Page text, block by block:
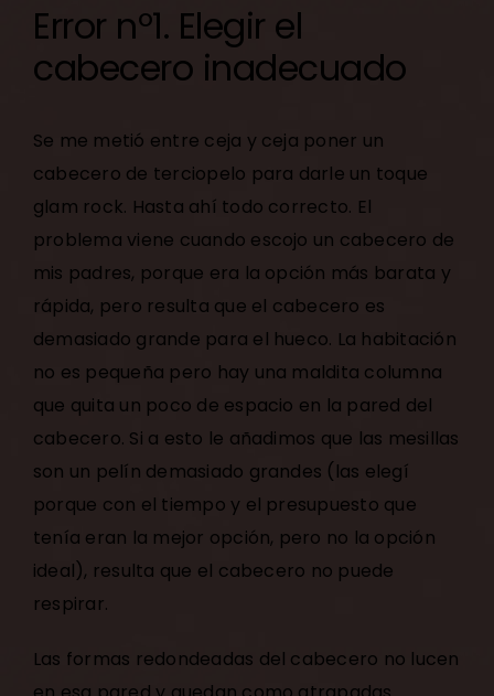
Error nº1. Elegir el
cabecero inadecuado
Se me metió entre ceja y ceja poner un
cabecero de terciopelo para darle un toque
glam rock. Hasta ahí todo correcto. El
problema viene cuando escojo un cabecero de
mis padres, porque era la opción más barata y
rápida, pero resulta que el cabecero es
demasiado grande para el hueco. La habitación
no es pequeña pero hay una maldita columna
que quita un poco de espacio en la pared del
cabecero. Si a esto le añadimos que las mesillas
son un pelín demasiado grandes (las elegí
porque con el tiempo y el presupuesto que
tenía eran la mejor opción, pero no la opción
ideal), resulta que el cabecero no puede
respirar.
Las formas redondeadas del cabecero no lucen